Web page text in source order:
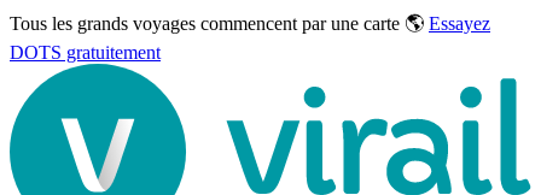
Tous les grands voyages commencent par une carte 🌎 Essayez
DOTS gratuitement